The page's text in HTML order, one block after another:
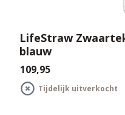
LifeStraw
blauw
€109,95
Tijdelijk uitverkocht